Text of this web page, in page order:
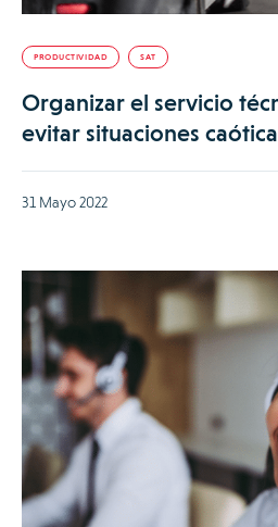
PRODUCTIVIDAD SAT
Organizar el servicio
evitar situaciones
31 Mayo 2022